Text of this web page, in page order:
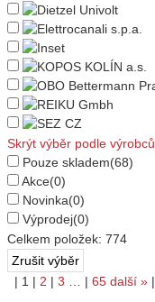
Skrýt výběr podle výrobců
Pouze skladem(68)
Akce(0)
Novinka(0)
Výprodej(0)
Celkem položek: 774
| 1 | 2 | 3 … | 65 další » |